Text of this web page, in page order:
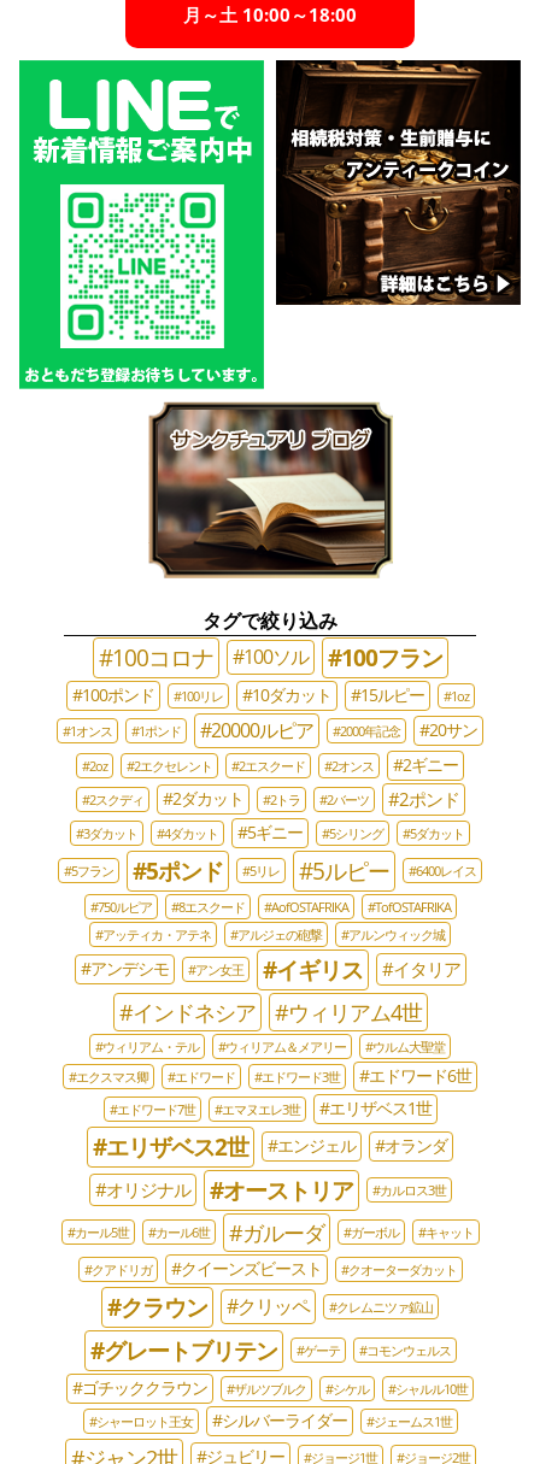
月～土 10:00～18:00
タグで絞り込み
#100コロナ #100ソル #100フラン
#100ポンド #100リレ #10ダカット #15ルピー
#1oz
#1オンス
#1ポンド #20000ルピア #2000年記念 #20サン
#2oz #2エクセレント #2エスクード #2オンス #2ギニー
#2スクディ #2ダカット #2トラ #2バーツ #2ポンド
#3ダカット #4ダカット #5ギニー #5シリング #5ダカット
#5フラン #5ポンド #5リレ #5ルピー
#6400レイス
#750ルピア
#8エスクード #AofOSTAFRIKA
#TofOSTAFRIKA
#アッティカ・アテネ
#アルジェの砲撃 #アルンウィック城
#アンデシモ #アン女王 #イギリス #イタリア
#インドネシア #ウィリアム4世
#ウィリアム・テル #ウィリアム＆メアリー
#ウルム大聖堂
#エクスマス卿
#エドワード #エドワード3世 #エドワード6世
#エドワード7世 #エマヌエレ3世 #エリザベス1世
#エリザベス2世 #エンジェル #オランダ
#オリジナル #オーストリア #カルロス3世
#カール5世 #カール6世 #ガルーダ #ガーボル #キャット
#クアドリガ #クイーンズビースト #クオーターダカット
#クラウン #クリッペ #クレムニツァ鉱山
#グレートブリテン #ゲーテ #コモンウェルス
#ゴチッククラウン #ザルツブルク #シケル
#シャルル10世
#シャーロット王女
#シルバーライダー #ジェームス1世
#ジャン2世 #ジュビリー #ジョージ1世 #ジョージ2世